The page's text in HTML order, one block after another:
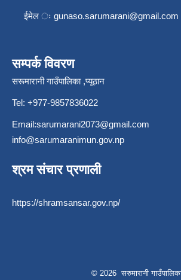
ईमेल ः gunaso.sarumarani@gmail.com
सम्पर्क विवरण
सरूमारानी गाउँपालिका ,प्यूठान
Tel: +977-9857836022
Email:sarumarani2073@gmail.com
info@sarumaranimun.gov.np
श्रम संचार प्रणाली
https://shramsansar.gov.np/
© 2026 सरुमारानी